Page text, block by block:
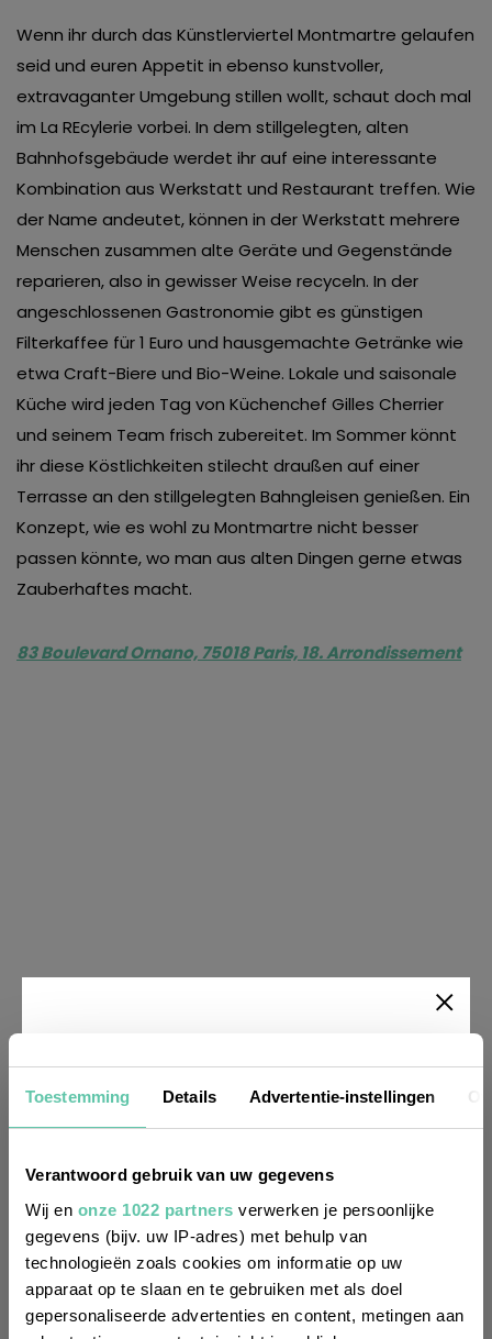
Toestemming Details Advertentie-instellingen
Verantwoord gebruik van uw gegevens
Wij en onze 1022 partners verwerken je persoonlijke
gegevens (bijv. uw IP-adres) met behulp van
technologieën zoals cookies om informatie op uw
apparaat op te slaan en te gebruiken met als doel
gepersonaliseerde advertenties en content, metingen aan
Wenn ihr durch das Künstlerviertel Montmartre gelaufen
seid und euren Appetit in ebenso kunstvoller,
extravaganter Umgebung stillen wollt, schaut doch mal
im La REcylerie vorbei. In dem stillgelegten, alten
Bahnhofsgebäude werdet ihr auf eine interessante
Kombination aus Werkstatt und Restaurant treffen. Wie
der Name andeutet, können in der Werkstatt mehrere
Menschen zusammen alte Geräte und Gegenstände
reparieren, also in gewisser Weise recyceln. In der
angeschlossenen Gastronomie gibt es günstigen
Filterkaffee für 1 Euro und hausgemachte Getränke wie
etwa Craft-Biere und Bio-Weine. Lokale und saisonale
Küche wird jeden Tag von Küchenchef Gilles Cherrier
und seinem Team frisch zubereitet. Im Sommer könnt
ihr diese Köstlichkeiten stilecht draußen auf einer
Terrasse an den stillgelegten Bahngleisen genießen. Ein
Konzept, wie es wohl zu Montmartre nicht besser
passen könnte, wo man aus alten Dingen gerne etwas
Zauberhaftes macht.
83 Boulevard Ornano, 75018 Paris, 18. Arrondissement
6. Le Voltigeur
Newsletter
regelmäßig über Trends, neue
Entdeckungen und Insider-Tipps für
Frankreich informiert werden? Dann
melde dich für unseren
zweiwöchentlichen Newsletter an. Im